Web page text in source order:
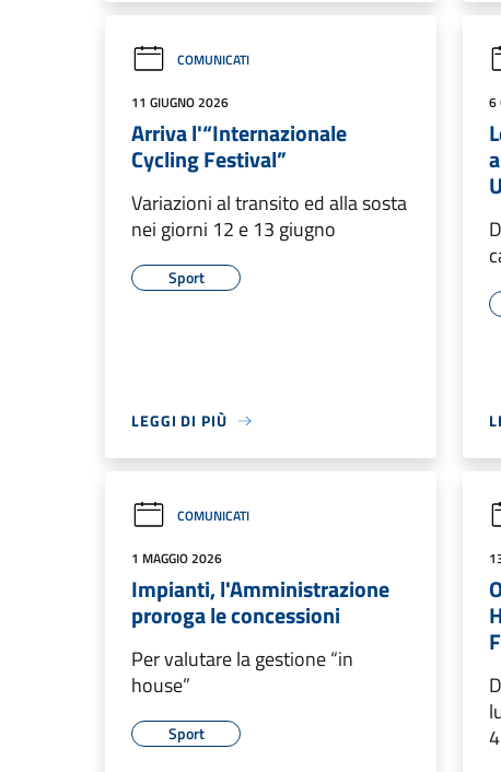
COMUNICATI
11 GIUGNO 2026
Arriva l'“Internazionale
Cycling Festival”
Variazioni al transito ed alla sosta
nei giorni 12 e 13 giugno
Sport
LEGGI DI PIÙ
6
COMUNICATI
1 MAGGIO 2026
Impianti, l'Amministrazione
proroga le concessioni
Per valutare la gestione “in
house”
Sport